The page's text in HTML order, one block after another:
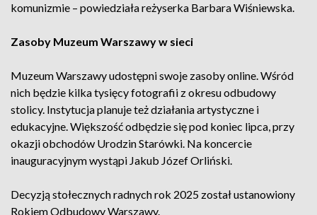
komunizmie – powiedziała reżyserka Barbara Wiśniewska.
Zasoby Muzeum Warszawy w sieci
Muzeum Warszawy udostępni swoje zasoby online. Wśród
nich będzie kilka tysięcy fotografii z okresu odbudowy
stolicy. Instytucja planuje też działania artystyczne i
edukacyjne. Większość odbędzie się pod koniec lipca, przy
okazji obchodów Urodzin Starówki. Na koncercie
inauguracyjnym wystąpi Jakub Józef Orliński.
Decyzją stołecznych radnych rok 2025 został ustanowiony
Rokiem Odbudowy Warszawy.